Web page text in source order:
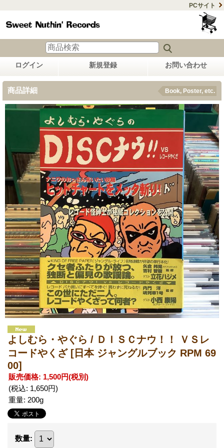
PCサイト
ログイン 新規登録 お問い合わせ
商品詳細 Book, Poster, etc.
よしむら・やぐら / ＤＩＳＣナウ！！ ＶＳレ
コードやくざ [日本 ジャングルブック RPM 69
00]
販売価格: 1,500円(税別)
(税込: 1,650円)
重量: 200g
数量: